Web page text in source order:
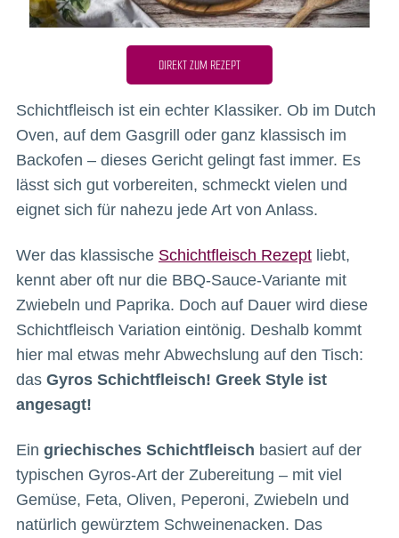
DIREKT ZUM REZEPT
Schichtfleisch ist ein echter Klassiker. Ob im Dutch
Oven, auf dem Gasgrill oder ganz klassisch im
Backofen – dieses Gericht gelingt fast immer. Es
lässt sich gut vorbereiten, schmeckt vielen und
eignet sich für nahezu jede Art von Anlass.
Wer das klassische Schichtfleisch Rezeptliebt,
kennt aber oft nur die BBQ-Sauce-Variante mit
Zwiebeln und Paprika. Doch auf Dauer wird diese
Schichtfleisch Variation eintönig. Deshalb kommt
hier mal etwas mehr Abwechslung auf den Tisch:
das Gyros Schichtfleisch! Greek Style ist
angesagt!
Ein griechisches Schichtfleisch basiert auf der
typischen Gyros-Art der Zubereitung – mit viel
Gemüse, Feta, Oliven, Peperoni, Zwiebeln und
natürlich gewürztem Schweinenacken. Das